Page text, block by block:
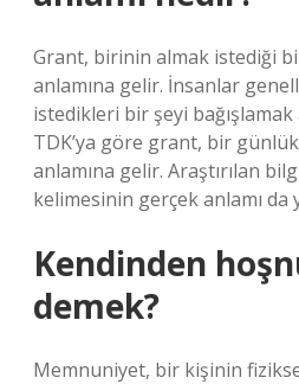
Grant, birinin almak istediği
anlamına gelir. İnsanlar
istedikleri bir şeyi bağışlamak
TDK’ya göre grant, bir
anlamına gelir. Araştırılan
kelimesinin gerçek anlamı da
Kendinden
demek?
Memnuniyet, bir kişinin